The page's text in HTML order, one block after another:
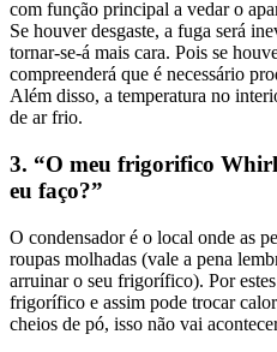
com função principal a vedar o
Se houver desgaste, a fuga será
tornar-se-á mais cara. Pois se
compreenderá que é necessário
Além disso, a temperatura no
de ar frio.
3. “O meu frigorifico
eu faço?”
O condensador é o local onde as
roupas molhadas (vale a pena
arruinar o seu frigorífico). Por
frigorífico e assim pode trocar
cheios de pó, isso não vai